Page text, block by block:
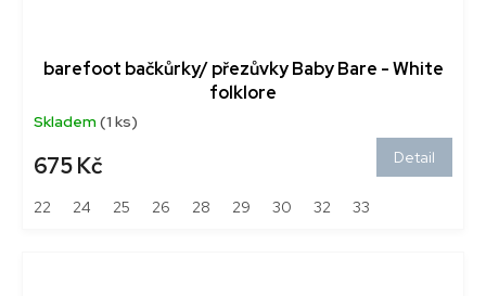
barefoot bačkůrky/ přezůvky Baby Bare - White
folklore
Skladem(1 ks)
675 Kč Detail
22 24 25 26 28 29 30 32 33